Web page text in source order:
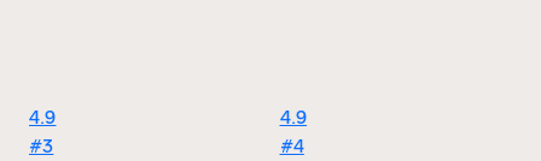
4.9
#3
4.9
#4